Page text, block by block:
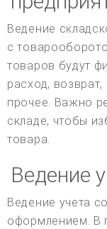
Ведение
с
товаров будут
расход,
прочее. Важно
складе, чтобы
товара.
Ведение
Ведение учета
оформлением. В